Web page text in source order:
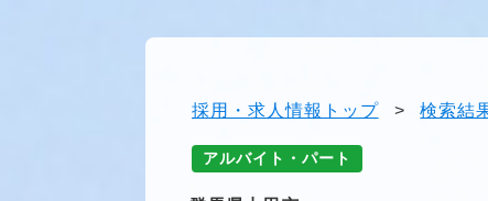
採用・求人情報トップ > 検索結
アルバイト・パート